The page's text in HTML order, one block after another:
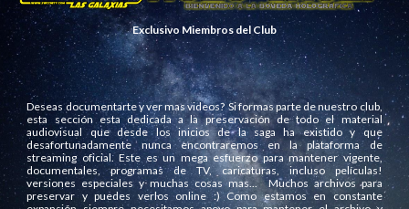
Exclusivo Miembros del Club
Deseas documentarte y ver mas videos? Si formas parte de nuestro club,
esta sección esta dedicada a la preservación de todo el material
audiovisual que desde los inicios de la saga ha existido y que
desafortunadamente nunca encontraremos en la plataforma de
streaming oficial. Este es un mega esfuerzo para mantener vigente,
documentales, programas de TV, caricaturas, incluso películas!
versiones especiales y muchas cosas mas... Muchos archivos para
preservar y puedes verlos online :) Como estamos en constante